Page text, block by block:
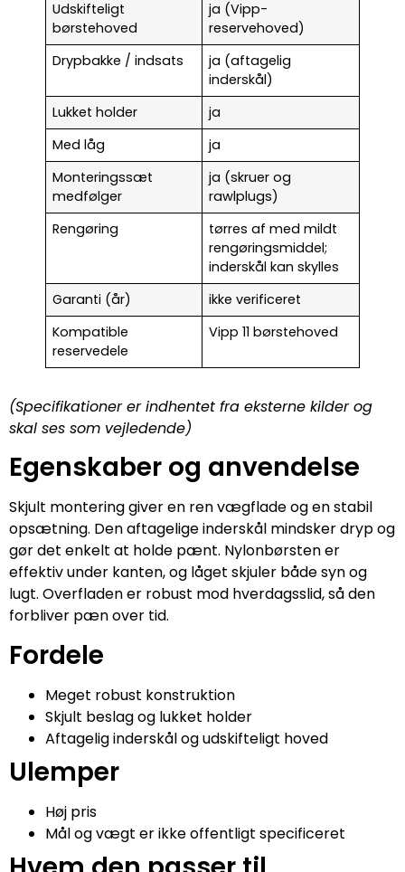
Udskifteligt
børstehoved
ja (Vipp-
reservehoved)
Drypbakke / indsats
ja (aftagelig
inderskål)
Lukket holder
ja
Med låg
ja
Monteringssæt
medfølger
ja (skruer og
rawlplugs)
Rengøring
tørres af med mildt
rengøringsmiddel;
inderskål kan skylles
Garanti (år)
ikke verificeret
Kompatible
reservedele
Vipp 11 børstehoved
(Specifikationer er indhentet fra eksterne kilder og
skal ses som vejledende)
Egenskaber og anvendelse
Skjult montering giver en ren vægflade og en stabil
opsætning. Den aftagelige inderskål mindsker dryp og
gør det enkelt at holde pænt. Nylonbørsten er
effektiv under kanten, og låget skjuler både syn og
lugt. Overfladen er robust mod hverdagsslid, så den
forbliver pæn over tid.
Fordele
Meget robust konstruktion
Skjult beslag og lukket holder
Aftagelig inderskål og udskifteligt hoved
Ulemper
Høj pris
Mål og vægt er ikke offentligt specificeret